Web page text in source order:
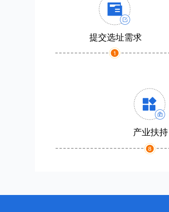
提交选址需求
产业扶持